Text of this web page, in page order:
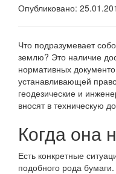
Опубликовано:
Что подразумевает
землю? Это наличие
нормативных
устанавливающей
геодезические и
вносят в техническую
Когда она
Есть конкретные
подобного рода